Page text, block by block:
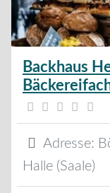
Backhaus
Adresse:
Halle (Saale)